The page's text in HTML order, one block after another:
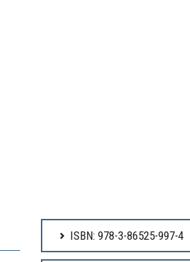
ISBN: 978-3-86525-997-4